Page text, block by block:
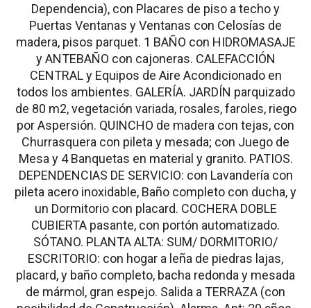
Dependencia), con Placares de piso a techo y
Puertas Ventanas y Ventanas con Celosías de
madera, pisos parquet. 1 BAÑO con HIDROMASAJE
y ANTEBAÑO con cajoneras. CALEFACCIÓN
CENTRAL y Equipos de Aire Acondicionado en
todos los ambientes. GALERÍA. JARDÍN parquizado
de 80 m2, vegetación variada, rosales, faroles, riego
por Aspersión. QUINCHO de madera con tejas, con
Churrasquera con pileta y mesada; con Juego de
Mesa y 4 Banquetas en material y granito. PATIOS.
DEPENDENCIAS DE SERVICIO: con Lavandería con
pileta acero inoxidable, Baño completo con ducha, y
un Dormitorio con placard. COCHERA DOBLE
CUBIERTA pasante, con portón automatizado.
SÓTANO. PLANTA ALTA: SUM/ DORMITORIO/
ESCRITORIO: con hogar a leña de piedras lajas,
placard, y baño completo, bacha redonda y mesada
de mármol, gran espejo. Salida a TERRAZA (con